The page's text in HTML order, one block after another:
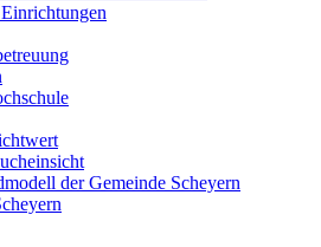
der Gemeinde Scheyern